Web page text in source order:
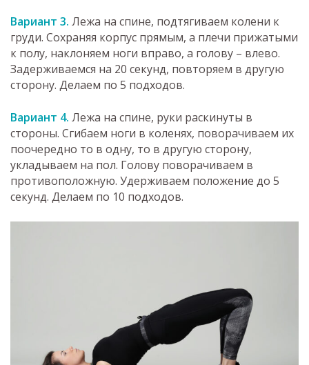
Вариант 3. Лежа на спине, подтягиваем колени к
груди. Сохраняя корпус прямым, а плечи прижатыми
к полу, наклоняем ноги вправо, а голову – влево.
Задерживаемся на 20 секунд, повторяем в другую
сторону. Делаем по 5 подходов.
Вариант 4. Лежа на спине, руки раскинуты в
стороны. Сгибаем ноги в коленях, поворачиваем их
поочередно то в одну, то в другую сторону,
укладываем на пол. Голову поворачиваем в
противоположную. Удерживаем положение до 5
секунд. Делаем по 10 подходов.